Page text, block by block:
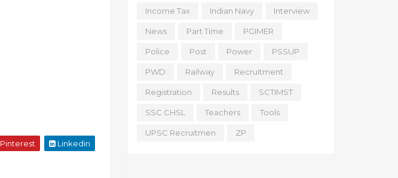
Pinterest Linkedin
Income Tax Indian Navy Interview
News Part Time PGIMER
Police Post Power PSSUP
PWD Railway Recruitment
Registration Results SCTIMST
SSC CHSL Teachers Tools
UPSC Recruitmen ZP